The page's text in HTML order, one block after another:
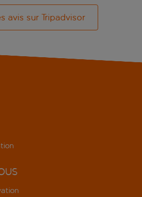
avis sur Tripadvisor